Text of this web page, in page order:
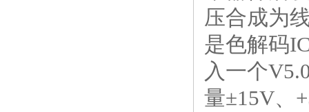
压合成为
是色解码
入一个
量±15V、